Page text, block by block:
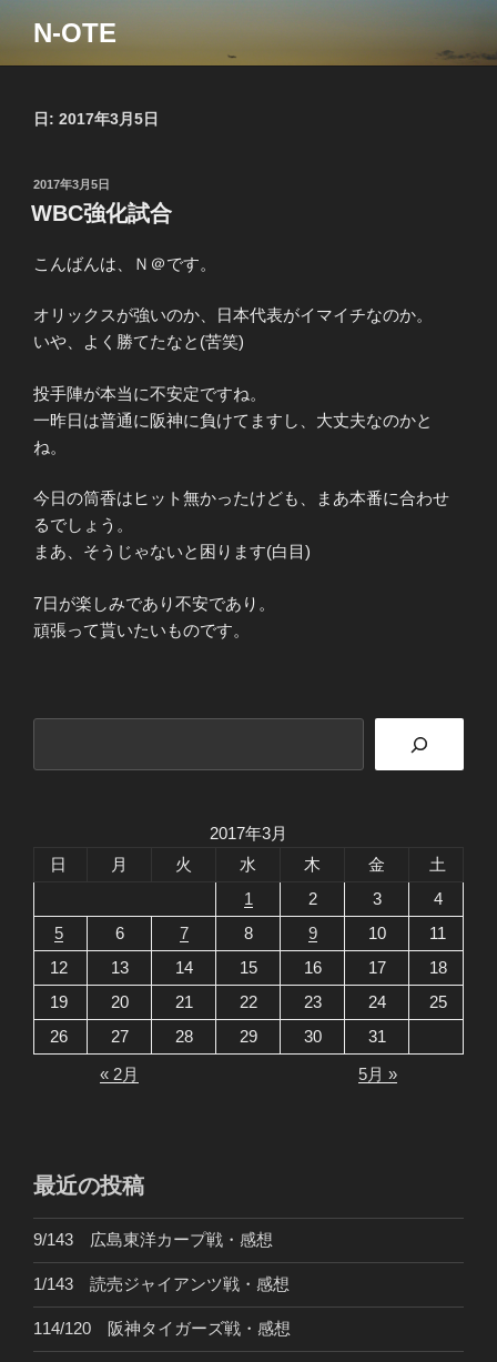
テ
N-OTE
日: 2017年3月5日
投
稿
日:
2017年3月5日
WBC強化試合
こんばんは、Ｎ＠です。
オリックスが強いのか、日本代表がイマイチなのか。
いや、よく勝てたなと(苦笑)
投手陣が本当に不安定ですね。
一昨日は普通に阪神に負けてますし、大丈夫なのかと
ね。
今日の筒香はヒット無かったけども、まあ本番に合わせ
るでしょう。
まあ、そうじゃないと困ります(白目)
7日が楽しみであり不安であり。
頑張って貰いたいものです。
2017年3月
日
月 火 水 木 金
土
1
2 3
4
5
6 7 8 9 10
11
12
13 14 15 16 17
18
19
20 21 22 23 24
25
26
27 28 29 30
31
« 2月
5月 »
最近の投稿
9/143 広島東洋カープ戦・感想
1/143 読売ジャイアンツ戦・感想
114/120 阪神タイガーズ戦・感想